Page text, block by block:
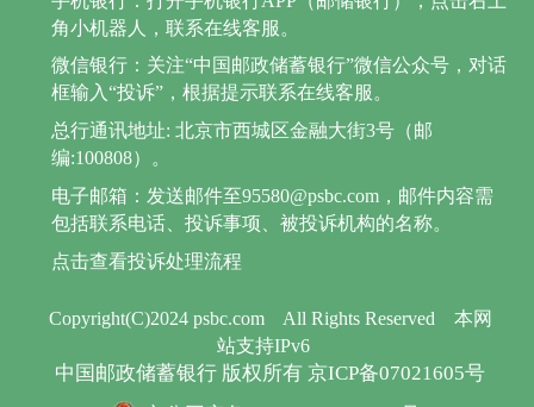
Copyright(C)2024 psbc.com All Rights Reserved
本网
站支持IPv6
中国邮政储蓄银行 版权所有 京ICP备07021605号
角小机器人，联系在线客服。
微信银行：关注“中国邮政储蓄银行”微信公众号，对话
框输入“投诉”，根据提示联系在线客服。
总行通讯地址: 北京市西城区金融大街3号（邮
编:100808）。
电子邮箱：发送邮件至95580@psbc.com，邮件内容需
包括联系电话、投诉事项、被投诉机构的名称。
点击查看投诉处理流程